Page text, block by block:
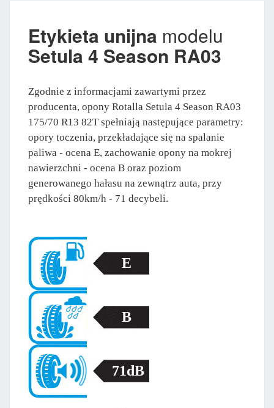
Etykieta unijna modelu
Setula 4 Season RA03
Zgodnie z informacjami zawartymi przez
producenta, opony Rotalla Setula 4 Season RA03
175/70 R13 82T spełniają następujące parametry:
opory toczenia, przekładające się na spalanie
paliwa - ocena E, zachowanie opony na mokrej
nawierzchni - ocena B oraz poziom
generowanego hałasu na zewnątrz auta, przy
prędkości 80km/h - 71 decybeli.
E
B
71dB